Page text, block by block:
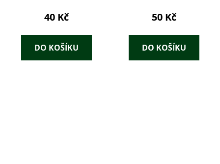
40 Kč
DO KOŠÍKU
50 Kč
DO KOŠÍKU